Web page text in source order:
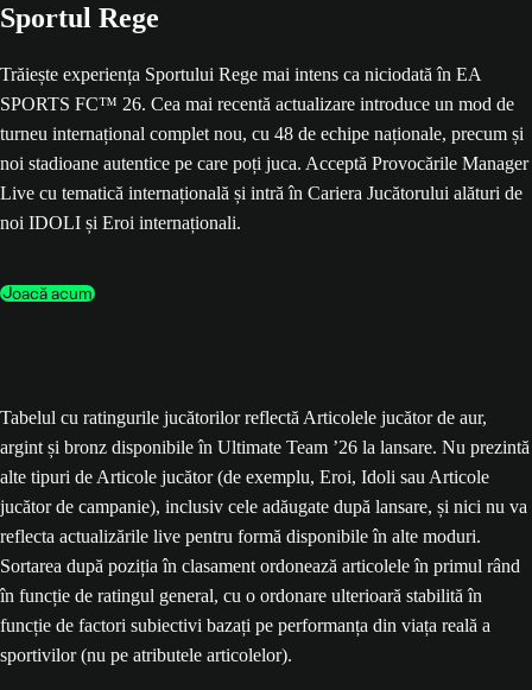
Sportul Rege
Trăiește experiența Sportului Rege mai intens ca niciodată în EA
SPORTS FC™ 26. Cea mai recentă actualizare introduce un mod de
turneu internațional complet nou, cu 48 de echipe naționale, precum și
noi stadioane autentice pe care poți juca. Acceptă Provocările Manager
Live cu tematică internațională și intră în Cariera Jucătorului alături de
noi IDOLI și Eroi internaționali.
Joacă acum
Tabelul cu ratingurile jucătorilor reflectă Articolele jucător de aur,
argint și bronz disponibile în Ultimate Team ’26 la lansare. Nu prezintă
alte tipuri de Articole jucător (de exemplu, Eroi, Idoli sau Articole
jucător de campanie), inclusiv cele adăugate după lansare, și nici nu va
reflecta actualizările live pentru formă disponibile în alte moduri.
Sortarea după poziția în clasament ordonează articolele în primul rând
în funcție de ratingul general, cu o ordonare ulterioară stabilită în
funcție de factori subiectivi bazați pe performanța din viața reală a
sportivilor (nu pe atributele articolelor).